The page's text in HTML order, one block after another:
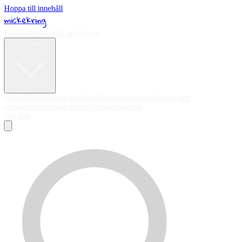
Hoppa till innehåll
mickekring